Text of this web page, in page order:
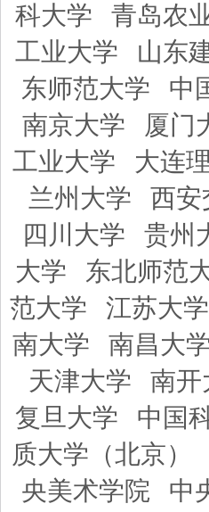
科大学
青岛农
工业大学
山东
东师范大学
中
南京大学
厦门
工业大学
大连
兰州大学
西安
四川大学
贵州
大学
东北师范
范大学
江苏大学
南大学
南昌大
天津大学
南开
复旦大学
中国
质大学（北京）
央美术学院
中